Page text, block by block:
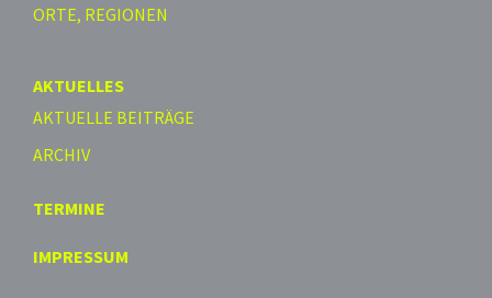
ORTE, REGIONEN
AKTUELLES
AKTUELLE BEITRÄGE
ARCHIV
TERMINE
IMPRESSUM